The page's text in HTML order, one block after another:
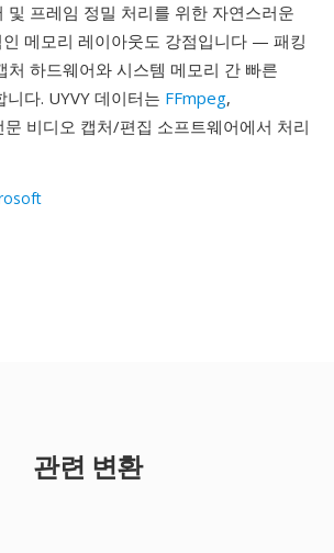
및 프레임 정밀 처리를 위한 자연스러운
메모리 레이아웃도 강점입니다 — 패킹
처 하드웨어와 시스템 메모리 간 빠른
다. UYVY 데이터는 FFmpeg,
비디오 캡처/편집 소프트웨어에서 처리
관련 변환